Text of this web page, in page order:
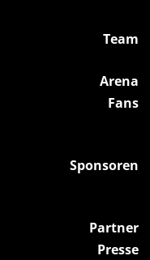
Team
Arena
Fans
Sponsoren
Partner
Presse